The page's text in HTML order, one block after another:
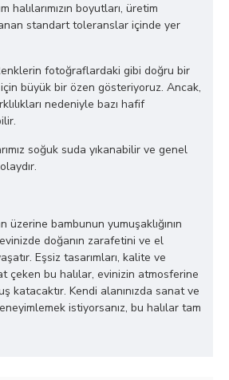
halılarımızın boyutları, üretim
standart toleranslar içinde yer
fotoğraflardaki gibi doğru bir
için büyük bir özen gösteriyoruz. Ancak,
nedeniyle bazı hafif
soğuk suda yıkanabilir ve genel
bambunun yumuşaklığının
doğanın zarafetini ve el
Eşsiz tasarımları, kalite ve
çeken bu halılar, evinizin atmosferine
katacaktır. Kendi alanınızda sanat ve
istiyorsanız, bu halılar tam